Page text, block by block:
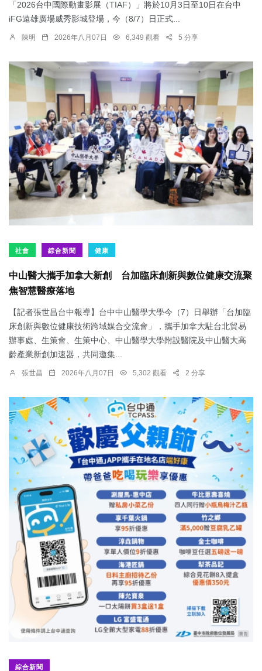
「2026台中國際動畫影展（TIAF）」將於10月3日至10日在台中
iFG遠雄廣場威秀影城登場，今（8/7）日正式...
陳明 2026年八月07日 6,349 觀看 5 分享
社會 綜合新聞 健康
中山醫大攜手加拿大新創 台加臨床創新與數位健康交流聚
焦智慧醫療落地
【記者張世昌台中報導】台中中山醫學大學今（7）日舉辦「台加臨
床創新與數位健康技術跨域媒合交流會」，攜手加拿大駐台北貿易
辦事處、生策會、生策中心、中山醫學大學附設醫院及中山醫大高
齡產業新創加速器，共同邀集...
張世昌 2026年八月07日 5,302 觀看 2 分享
綜合新聞